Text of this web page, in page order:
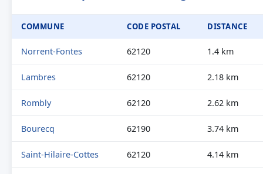
COMMUNE CODE POSTAL DISTANCE
Norrent-Fontes 62120 1.4 km
Lambres 62120 2.18 km
Rombly 62120 2.62 km
Bourecq 62190 3.74 km
Saint-Hilaire-Cottes 62120 4.14 km